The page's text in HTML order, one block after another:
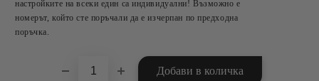
настройките на всеки един са индивидуални! Възможно е
номерът, който сте поръчали да е изчерпан по предходна
поръчка.